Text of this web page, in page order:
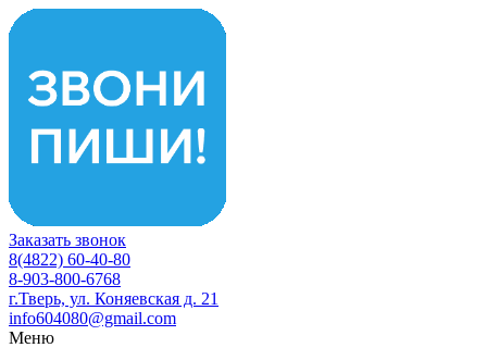
Заказать звонок
8(4822) 60-40-80
8-903-800-6768
г.Тверь, ул. Коняевская д. 21
info604080@gmail.com
Меню